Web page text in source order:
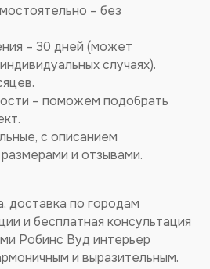
– без
– 30 дней (может
случаях).
– поможем подобрать
с описанием
и отзывами.
доставка по городам
и бесплатная консультация
Робинс Вуд интерьер
и выразительным.
информацию о наших